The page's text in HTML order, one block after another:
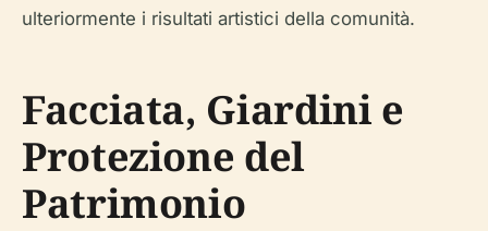
ulteriormente i risultati artistici della comunità.
Facciata, Giardini e
Protezione del
Patrimonio